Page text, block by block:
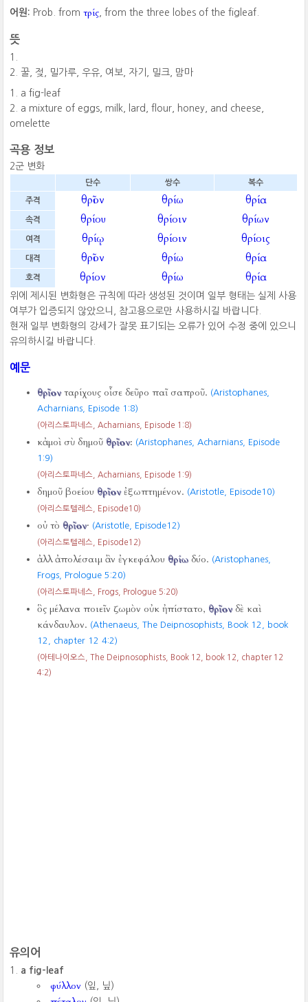
어원: Prob. fromτρίς , from the three lobes of the figleaf.
뜻
꿀, 젖, 밀가루, 우유, 여보, 자기, 밀크, 맘마
a fig-leaf
a mixture of eggs, milk, lard, flour, honey, and cheese,
omelette
곡용 정보
2군 변화
단수 쌍수 복수
주격 θρῖον θρίω θρία
속격 θρίου θρίοιν θρίων
여격 θρίῳ θρίοιν θρίοις
대격 θρῖον θρίω θρία
호격 θρίον θρίω θρία
위에 제시된 변화형은 규칙에 따라 생성된 것이며 일부 형태는 실제 사용
여부가 입증되지 않았으니, 참고용으로만 사용하시길 바랍니다.
현재 일부 변화형의 강세가 잘못 표기되는 오류가 있어 수정 중에 있으니
유의하시길 바랍니다.
예문
θρῖονταρίχους οἶσε δεῦρο παῖ σαπροῦ. (Aristophanes,
Acharnians, Episode 1:8)
(아리스토파네스, Acharnians, Episode 1:8)
κἀμοὶ σὺ δημοῦ θρῖον: (Aristophanes, Acharnians, Episode
1:9)
(아리스토파네스, Acharnians, Episode 1:9)
δημοῦ βοείου θρῖονἐξωπτημένον. (Aristotle, Episode10)
(아리스토텔레스, Episode10)
οὐ τὸ θρῖον· (Aristotle, Episode12)
(아리스토텔레스, Episode12)
ἀλλ ἀπολέσαιμ ἂν ἐγκεφάλου θρίω δύο. (Aristophanes,
Frogs, Prologue 5:20)
(아리스토파네스, Frogs, Prologue 5:20)
ὃς μέλανα ποιεῖν ζωμὸν οὐκ ἠπίστατο, θρῖονδὲ καὶ
κάνδαυλον. (Athenaeus, The Deipnosophists, Book 12, book
12, chapter 12 4:2)
(아테나이오스, The Deipnosophists, Book 12, book 12, chapter 12
4:2)
유의어
a fig-leaf
φύλλον (잎, 닢)